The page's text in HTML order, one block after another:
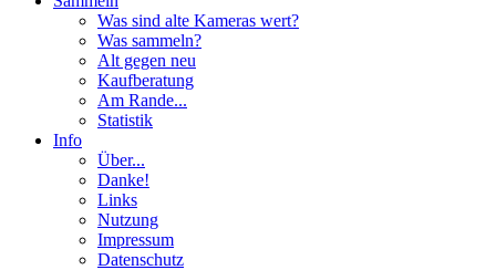
Was sind alte Kameras wert?
Was sammeln?
Alt gegen neu
Kaufberatung
Am Rande...
Statistik
Info
Über...
Danke!
Links
Nutzung
Impressum
Datenschutz